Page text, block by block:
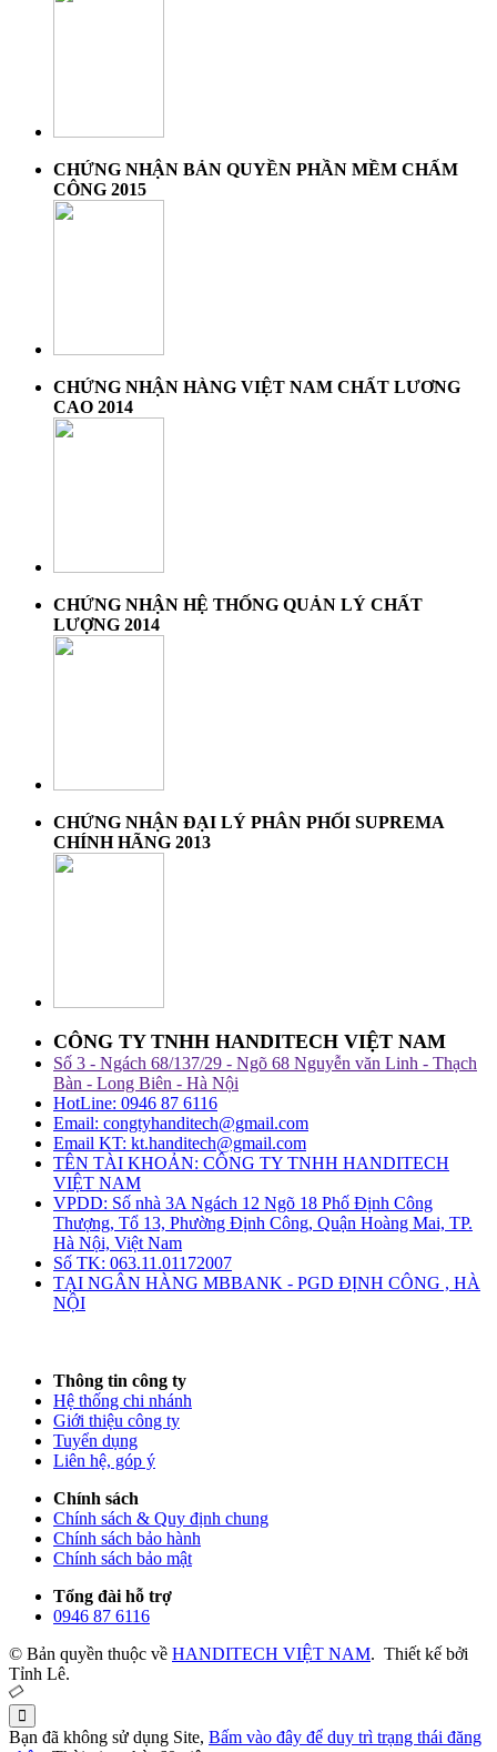
CHỨNG NHẬN BẢN QUYỀN PHẦN MỀM CHẤM
CÔNG 2015
CHỨNG NHẬN HÀNG VIỆT NAM CHẤT LƯƠNG
CAO 2014
CHỨNG NHẬN HỆ THỐNG QUẢN LÝ CHẤT
LƯỢNG 2014
CHỨNG NHẬN ĐẠI LÝ PHÂN PHỐI SUPREMA
CHÍNH HÃNG 2013
CÔNG TY TNHH HANDITECH VIỆT NAM
Số 3 - Ngách 68/137/29 - Ngõ 68 Nguyễn văn Linh - Thạch
Bàn - Long Biên - Hà Nội
HotLine: 0946 87 6116
Email: congtyhanditech@gmail.com
Email KT: kt.handitech@gmail.com
TÊN TÀI KHOẢN: CÔNG TY TNHH HANDITECH
VIỆT NAM
VPDD: Số nhà 3A Ngách 12 Ngõ 18 Phố Định Công
Thượng, Tổ 13, Phường Định Công, Quận Hoàng Mai, TP.
Hà Nội, Việt Nam
Số TK: 063.11.01172007
TẠI NGÂN HÀNG MBBANK - PGD ĐỊNH CÔNG , HÀ
NỘI
Thông tin công ty
Hệ thống chi nhánh
Giới thiệu công ty
Tuyển dụng
Liên hệ, góp ý
Chính sách
Chính sách & Quy định chung
Chính sách bảo hành
Chính sách bảo mật
Tổng đài hỗ trợ
0946 87 6116
© Bản quyền thuộc về HANDITECH VIỆT NAM. Thiết kế bởi
Tỉnh Lê.
Bạn đã không sử dụng Site, Bấm vào đây để duy trì trạng thái đăng